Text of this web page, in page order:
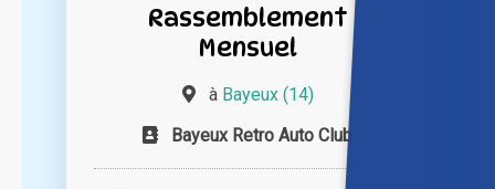
Rassemblement
Mensuel
à Bayeux (14)
Bayeux Retro Auto Club